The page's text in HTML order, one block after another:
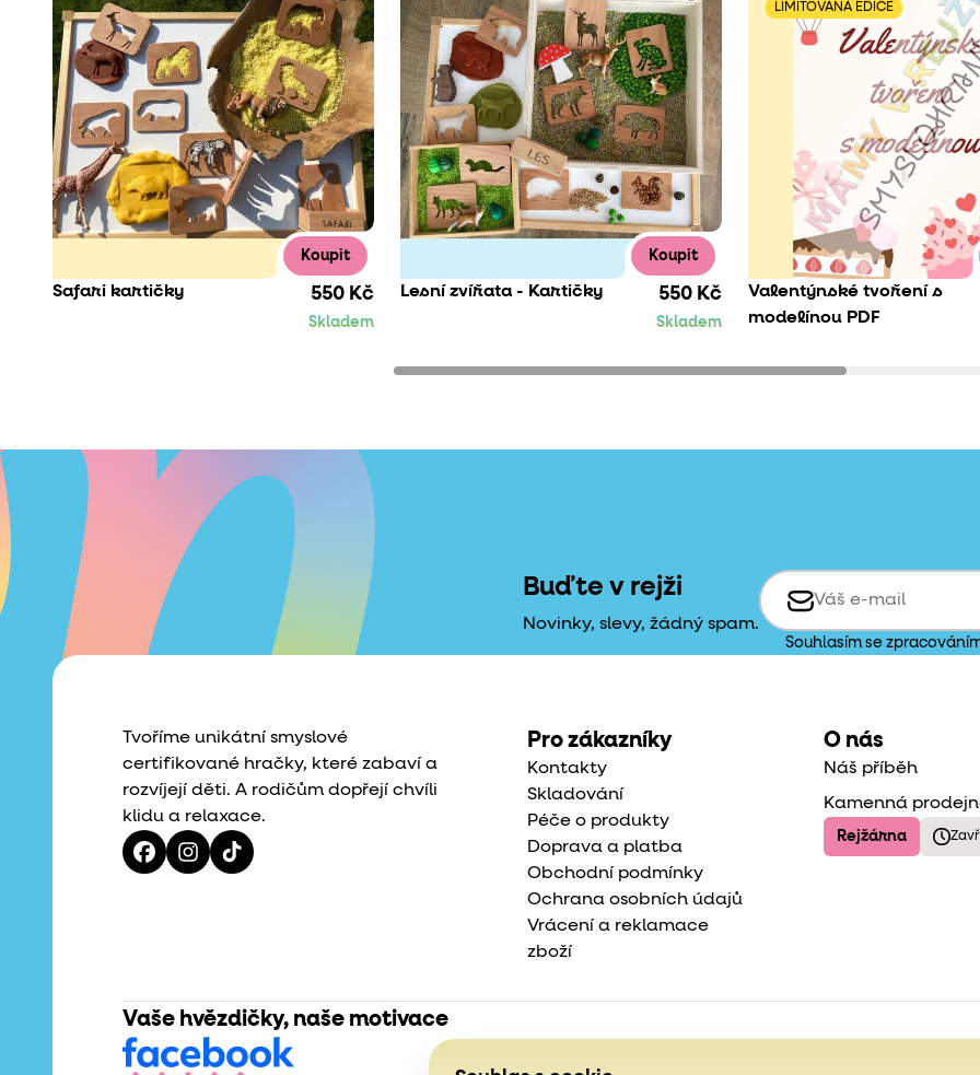
Koupit
Safari kartičky 550 Kč
Skladem
Koupit
Lesní zvířata - Kartičky 550 Kč
Skladem
LIMITOVANÁ EDICE
Valentýnské tvoření s
modelínou PDF
Buďte v rejži
Novinky, slevy, žádný spam.
Souhlasím se
Tvoříme unikátní smyslové
certifikované hračky, které zabaví a
rozvíjejí děti. A rodičům dopřejí chvíli
klidu a relaxace.
Pro zákazníky
Kontakty
Skladování
Péče o produkty
Doprava a platba
Obchodní podmínky
Ochrana osobních údajů
Vrácení a reklamace
zboží
O nás
Náš příběh
Kamenná
Rejžárna
Vaše hvězdičky, naše motivace